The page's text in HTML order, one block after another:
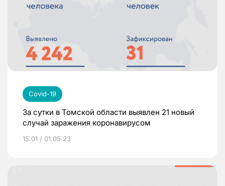
Covid-19
За сутки в Томской области выявлен 21 новый
случай заражения коронавирусом
15:01 / 01.05.23